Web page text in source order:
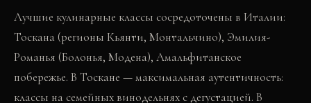
Лучшие кулинарные классы сосредоточены в Италии:
Тоскана (регионы Кьянти, Монтальчино), Эмилия-
Романья (Болонья, Модена), Амальфитанское
побережье. В Тоскане — максимальная аутентичность:
классы на семейных винодельнях с дегустацией. В